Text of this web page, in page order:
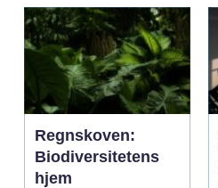
Regnskoven:
Biodiversitetens
hjem